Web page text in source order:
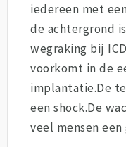
iedereen met
de achtergrond
wegraking bij
voorkomt in de
implantatie.De
een shock.De
veel mensen